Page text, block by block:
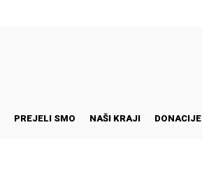
PREJELI SMO NAŠI KRAJI DONACIJE